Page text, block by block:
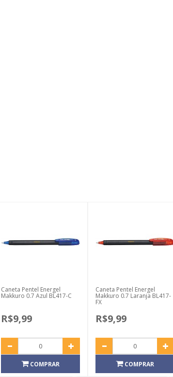
Caneta Pentel Energel
Makkuro 0.7 Azul BL417-C
R$9,99
COMPRAR
Caneta Pentel Energel
Makkuro 0.7 Laranja BL417-
FX
R$9,99
COMPRAR